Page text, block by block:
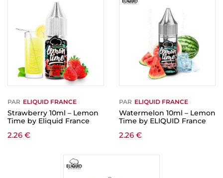
PAR ELIQUID FRANCE
Strawberry 10ml – Lemon
Time by Eliquid France
2.26 €
PAR ELIQUID FRANCE
Watermelon 10ml – Lemon
Time by ELIQUID France
2.26 €